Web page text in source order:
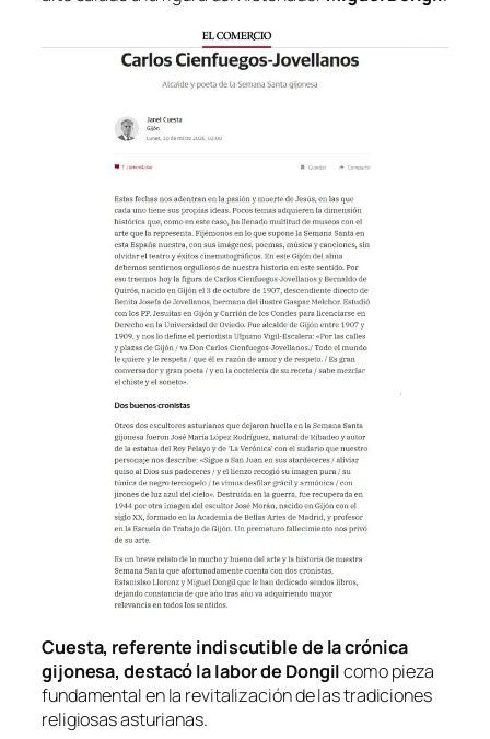
Cuesta, referente indiscutible de la crónica
gijonesa, destacó la labor de Dongilcomo pieza
fundamental en la revitalización de las tradiciones
religiosas asturianas.